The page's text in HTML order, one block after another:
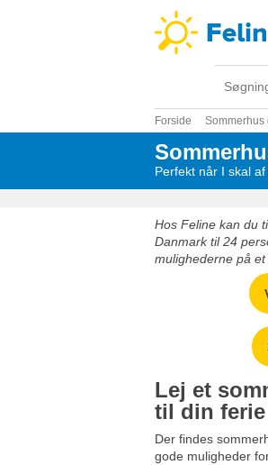
Forside Sommerhus
Perfekt når I skal
Hos Feline kan du
Danmark til 24
mulighederne på
Lej et
til din ferie
Der findes
gode muligheder